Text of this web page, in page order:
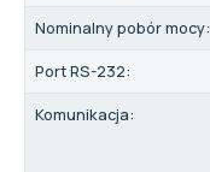
Nominalny pobór mocy:
Port RS-232:
Komunikacja: